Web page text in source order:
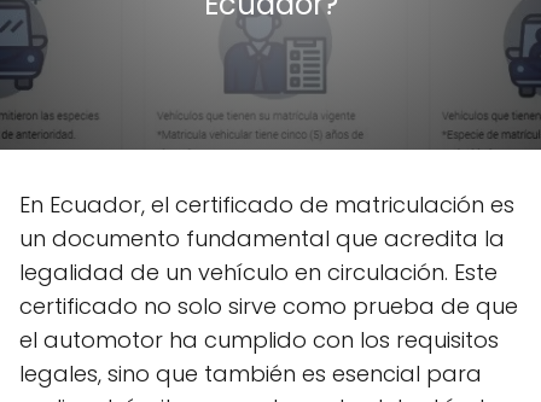
En Ecuador, el certificado de matriculación es
un documento fundamental que acredita la
legalidad de un vehículo en circulación. Este
certificado no solo sirve como prueba de que
el automotor ha cumplido con los requisitos
legales, sino que también es esencial para